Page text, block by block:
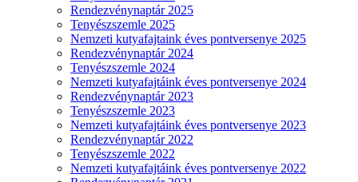
Rendezvénynaptár 2025
Tenyészszemle 2025
Nemzeti kutyafajtaink éves pontversenye 2025
Rendezvénynaptár 2024
Tenyészszemle 2024
Nemzeti kutyafajtáink éves pontversenye 2024
Rendezvénynaptár 2023
Tenyészszemle 2023
Nemzeti kutyafajtáink éves pontversenye 2023
Rendezvénynaptár 2022
Tenyészszemle 2022
Nemzeti kutyafajtáink éves pontversenye 2022